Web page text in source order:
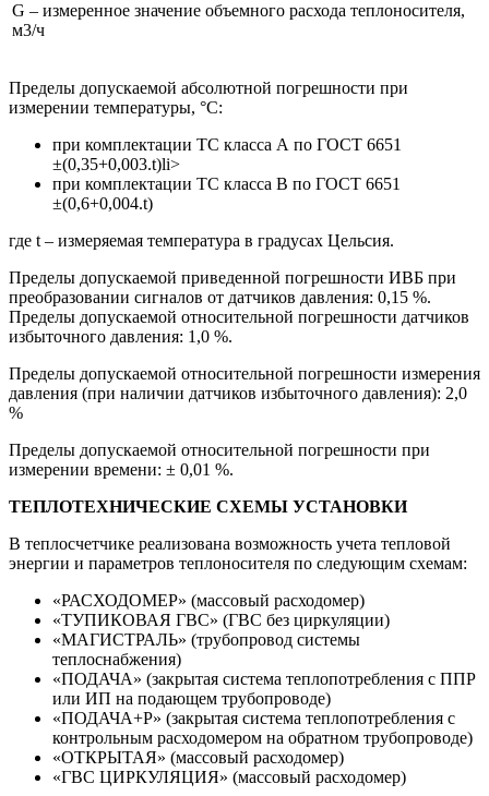
G – измеренное значение объемного расхода теплоносителя,
м3/ч
Пределы допускаемой абсолютной погрешности при
измерении температуры, °C:
при комплектации ТС класса А по ГОСТ 6651
±(0,35+0,003.t)li>
при комплектации ТС класса В по ГОСТ 6651
±(0,6+0,004.t)
где t – измеряемая температура в градусах Цельсия.
Пределы допускаемой приведенной погрешности ИВБ при
преобразовании сигналов от датчиков давления: 0,15 %.
Пределы допускаемой относительной погрешности датчиков
избыточного давления: 1,0 %.
Пределы допускаемой относительной погрешности измерения
давления (при наличии датчиков избыточного давления): 2,0
%
Пределы допускаемой относительной погрешности при
измерении времени: ± 0,01 %.
ТЕПЛОТЕХНИЧЕСКИЕ СХЕМЫ УСТАНОВКИ
В теплосчетчике реализована возможность учета тепловой
энергии и параметров теплоносителя по следующим схемам:
«РАСХОДОМЕР» (массовый расходомер)
«ТУПИКОВАЯ ГВС» (ГВС без циркуляции)
«МАГИСТРАЛЬ» (трубопровод системы
теплоснабжения)
«ПОДАЧА» (закрытая система теплопотребления с ППР
или ИП на подающем трубопроводе)
«ПОДАЧА+Р» (закрытая система теплопотребления с
контрольным расходомером на обратном трубопроводе)
«ОТКРЫТАЯ» (массовый расходомер)
«ГВС ЦИРКУЛЯЦИЯ» (массовый расходомер)